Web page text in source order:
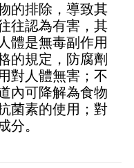
的排除，導致其
往認為有害，其
體是無毒副作用
的規定，防腐劑
對人體無害；不
內可降解為食物
菌素的使用；對
分。